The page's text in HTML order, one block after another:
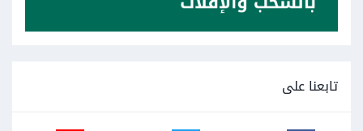
تابعنا على